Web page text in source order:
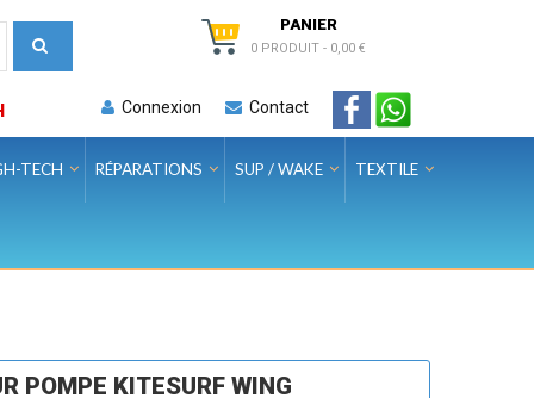
PANIER
0 PRODUIT - 0,00 €
Connexion Contact
TECH RÉPARATIONS SUP / WAKE TEXTILE
POMPE KITESURF WING